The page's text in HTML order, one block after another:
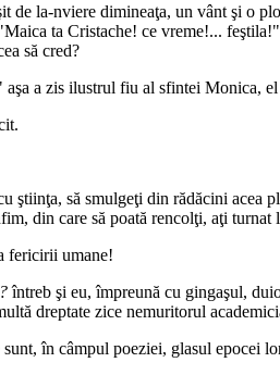
de la-nviere dimineaţa, un vânt şi o
ta Cristache! ce vreme!...
să cred?
a zis ilustrul fiu al sfintei Monica,
ştiinţa, să smulgeţi din rădăcini acea
din care să poată rencolţi, aţi
fericirii umane!
întreb şi eu, împreună cu gingaşul,
dreptate zice nemuritorul
în câmpul poeziei, glasul epocei